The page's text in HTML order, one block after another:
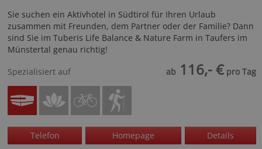
Sie suchen ein Aktivhotel in Südtirol für Ihren Urlaub
zusammen mit Freunden, dem Partner oder der Familie? Dann
sind Sie im Tuberis Life Balance & Nature Farm in Taufers im
Münstertal genau richtig!
Spezialisiert auf
ab 116,- € pro Tag
Telefon Homepage Details